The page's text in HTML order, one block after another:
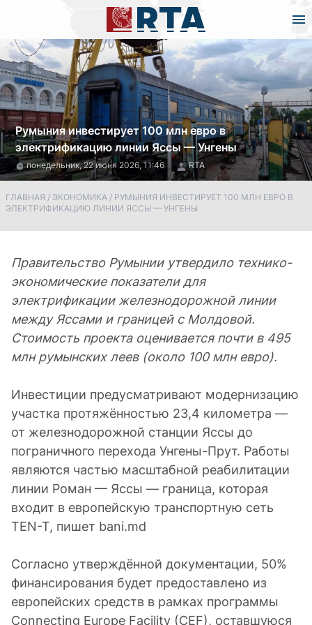
Румыния инвестирует 100 млн евро в
электрификацию линии Яссы — Унгены
понедельник, 22 июня 2026, 11:46 RTA
ГЛАВНАЯ / ЭКОНОМИКА / РУМЫНИЯ ИНВЕСТИРУЕТ 100 МЛН ЕВРО В
ЭЛЕКТРИФИКАЦИЮ ЛИНИИ ЯССЫ — УНГЕНЫ
Правительство Румынии утвердило технико-
экономические показатели для
электрификации железнодорожной линии
между Яссами и границей с Молдовой.
Стоимость проекта оценивается почти в 495
млн румынских леев (около 100 млн евро).
Инвестиции предусматривают модернизацию
участка протяжённостью 23,4 километра —
от железнодорожной станции Яссы до
пограничного перехода Унгены-Прут. Работы
являются частью масштабной реабилитации
линии Роман — Яссы — граница, которая
входит в европейскую транспортную сеть
TEN-T, пишет bani.md
Согласно утверждённой документации, 50%
финансирования будет предоставлено из
европейских средств в рамках программы
Connecting Europe Facility (CEF), оставшуюся